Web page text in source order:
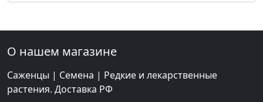
О нашем магазине
Саженцы | Семена | Редкие и лекарственные
растения. Доставка РФ